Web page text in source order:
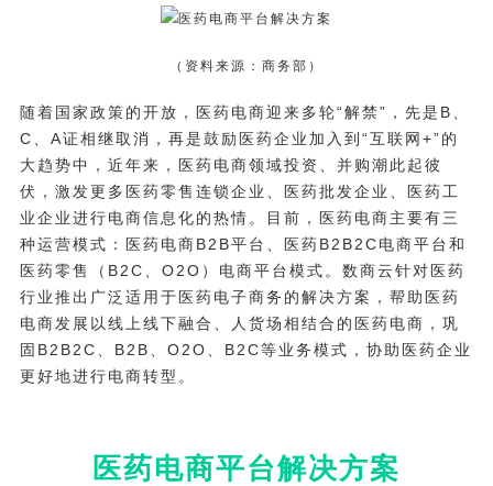
（资料来源：商务部）
随着国家政策的开放，医药电商迎来多轮“解禁”，先是B、
C、A证相继取消，再是鼓励医药企业加入到“互联网+”的
大趋势中，近年来，医药电商领域投资、并购潮此起彼
伏，激发更多医药零售连锁企业、医药批发企业、医药工
业企业进行电商信息化的热情。目前，医药电商主要有三
种运营模式：医药电商B2B平台、医药B2B2C电商平台和
医药零售（B2C、O2O）电商平台模式。数商云针对医药
行业推出广泛适用于医药电子商务的解决方案，帮助医药
电商发展以线上线下融合、人货场相结合的医药电商，巩
固B2B2C、B2B、O2O、B2C等业务模式，协助医药企业
更好地进行电商转型。
医药电商平台解决方案